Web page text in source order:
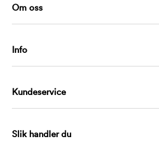
Om oss
Info
Kundeservice
Slik handler du